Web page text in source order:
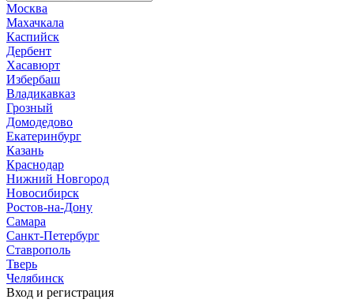
Москва
Махачкала
Каспийск
Дербент
Хасавюрт
Избербаш
Владикавказ
Грозный
Домодедово
Екатеринбург
Казань
Краснодар
Нижний Новгород
Новосибирск
Ростов-на-Дону
Самара
Санкт-Петербург
Ставрополь
Тверь
Челябинск
Вход и регистрация